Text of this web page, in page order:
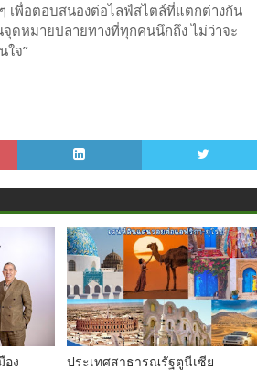
เพื่อตอบสนองต่อไลฟ์สไตล์ที่แตกต่างกัน
จุดหมายปลายทางที่ทุกคนนึกถึง ไม่ว่าจะ
ใจ”
อง
ประเทศสาธารณรัฐตูนีเซีย